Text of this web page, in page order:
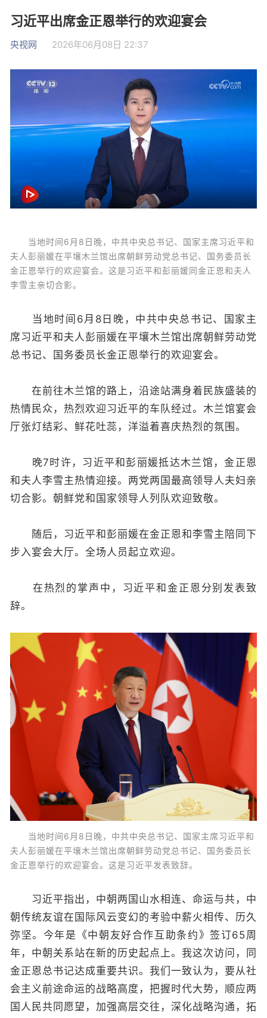
习近平出席金正恩举行的欢迎宴会
央视网 2026年06月08日 22:37
当地时间6月8日晚，中共中央总书记、国家主席习近平和
夫人彭丽媛在平壤木兰馆出席朝鲜劳动党总书记、国务委员长
金正恩举行的欢迎宴会。这是习近平和彭丽媛同金正恩和夫人
李雪主亲切合影。
当地时间6月8日晚，中共中央总书记、国家主
席习近平和夫人彭丽媛在平壤木兰馆出席朝鲜劳动党
总书记、国务委员长金正恩举行的欢迎宴会。
在前往木兰馆的路上，沿途站满身着民族盛装的
热情民众，热烈欢迎习近平的车队经过。木兰馆宴会
厅张灯结彩、鲜花吐蕊，洋溢着喜庆热烈的氛围。
晚7时许，习近平和彭丽媛抵达木兰馆，金正恩
和夫人李雪主热情迎接。两党两国最高领导人夫妇亲
切合影。朝鲜党和国家领导人列队欢迎致敬。
随后，习近平和彭丽媛在金正恩和李雪主陪同下
步入宴会大厅。全场人员起立欢迎。
在热烈的掌声中，习近平和金正恩分别发表致
辞。
当地时间6月8日晚，中共中央总书记、国家主席习近平和
夫人彭丽媛在平壤木兰馆出席朝鲜劳动党总书记、国务委员长
金正恩举行的欢迎宴会。这是习近平发表致辞。
习近平指出，中朝两国山水相连、命运与共，中
朝传统友谊在国际风云变幻的考验中薪火相传、历久
弥坚。今年是《中朝友好合作互助条约》签订65周
年，中朝关系站在新的历史起点上。我这次访问，同
金正恩总书记达成重要共识。我们一致认为，要从社
会主义前途命运的战略高度，把握时代大势，顺应两
国人民共同愿望，加强高层交往，深化战略沟通，拓